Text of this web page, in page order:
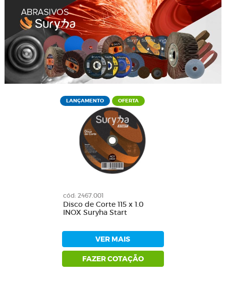
LANÇAMENTO OFERTA
cód: 2467.001
Disco de Corte 115 x 1.0
INOX Suryha Start
VER MAIS
FAZER COTAÇÃO